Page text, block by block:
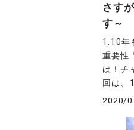
さす
す～
1.10年
重要性
は！チ
回は、
2020/